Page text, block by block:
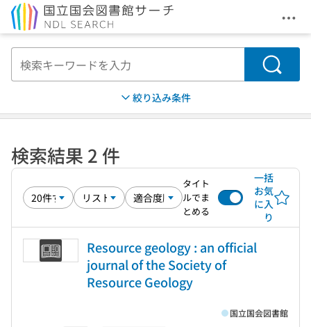
メ
検索
絞り込み条件
検索結果 2 件
タイト
ルでま
とめる
一括
お気
に入
り
Resource geology : an official
journal of the Society of
Resource Geology
国立国会図書館